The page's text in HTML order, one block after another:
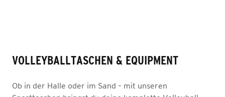
VOLLEYBALLTASCHEN & EQUIPMENT
Ob in der Halle oder im Sand – mit unseren